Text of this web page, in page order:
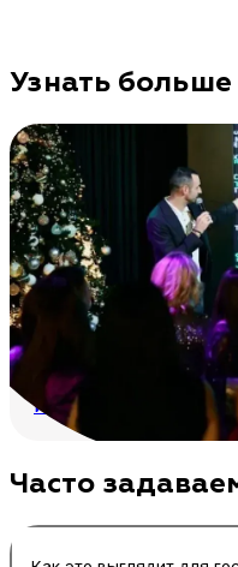
Узнать больше
Морфология: зачем
интерактивную
Часто